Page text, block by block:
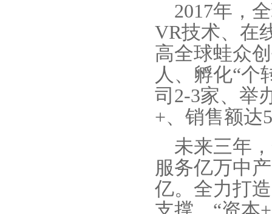
2017年，
VR技术、在
高全球蛙众
人、孵化“个
司2-3家、举
+、销售额达
未来三年
服务亿万中
亿。全力打